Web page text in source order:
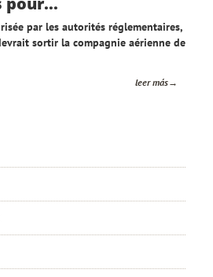
par les autorités réglementaires,
sortir la compagnie aérienne de
leer más